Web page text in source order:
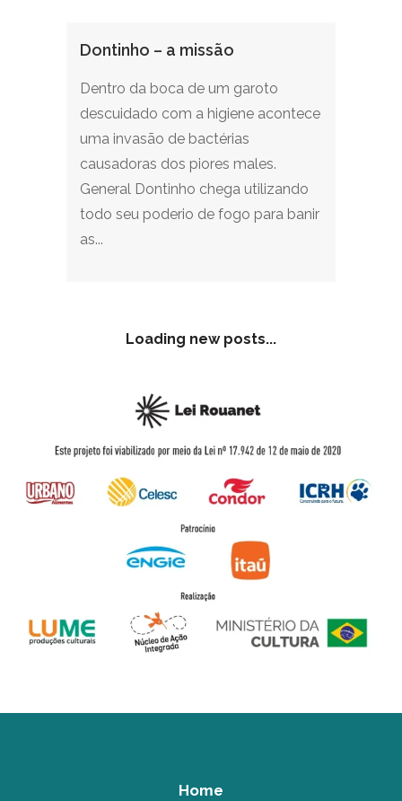
Dontinho – a missão
Dentro da boca de um garoto
descuidado com a higiene acontece
uma invasão de bactérias
causadoras dos piores males.
General Dontinho chega utilizando
todo seu poderio de fogo para banir
as...
Loading new posts...
Home